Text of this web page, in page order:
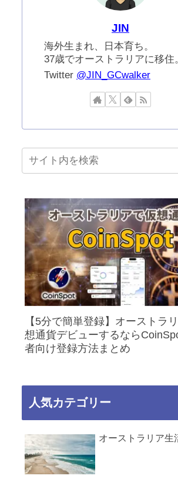
JIN
海外生まれ、日本育ち。
37歳でオーストラリアに移住
Twitter @JIN_GCwalker
【5分で簡単登録】オーストラ
想通貨デビューするなら
者向け登録方法まとめ
人気カテゴリー
オーストラリア生